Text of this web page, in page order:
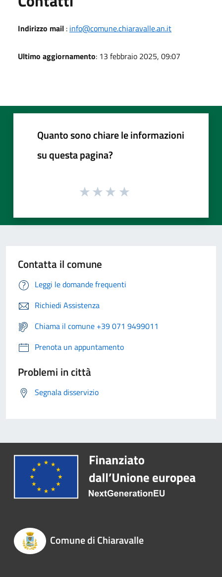
Indirizzo mail : info@comune.chiaravalle.an.it
Ultimo aggiornamento: 13 febbraio 2025, 09:07
Quanto sono chiare le informazioni
su questa pagina?
Contatta il comune
Leggi le domande frequenti
Richiedi Assistenza
Chiama il comune +39 071 9499011
Prenota un appuntamento
Problemi in città
Segnala disservizio
Comune di Chiaravalle